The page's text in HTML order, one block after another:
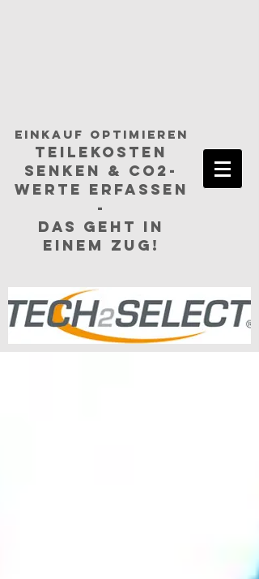
einkauf optimieren
TEILEKosten
senken & CO2-
Werte erfassen
-
das geht in
einem ZUG!